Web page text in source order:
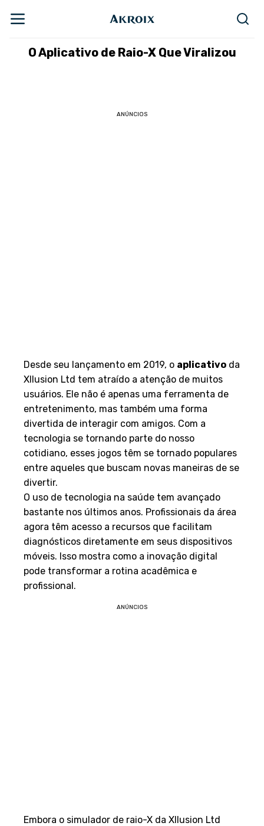
O Aplicativo de Raio-X Que Viralizou
ANÚNCIOS
Desde seu lançamento em 2019, o aplicativo da
Xllusion Ltd tem atraído a atenção de muitos
usuários. Ele não é apenas uma ferramenta de
entretenimento, mas também uma forma
divertida de interagir com amigos. Com a
tecnologia se tornando parte do nosso
cotidiano, esses jogos têm se tornado populares
entre aqueles que buscam novas maneiras de se
divertir.
O uso de tecnologia na saúde tem avançado
bastante nos últimos anos. Profissionais da área
agora têm acesso a recursos que facilitam
diagnósticos diretamente em seus dispositivos
móveis. Isso mostra como a inovação digital
pode transformar a rotina acadêmica e
profissional.
ANÚNCIOS
Embora o simulador de raio-X da Xllusion Ltd